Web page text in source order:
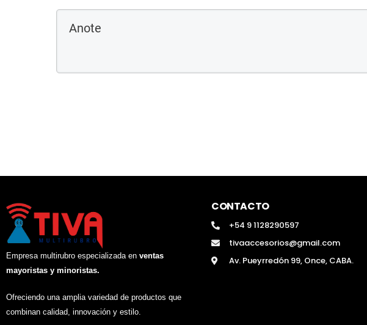
Empresa multirubro especializada en ventas
mayoristas y minoristas.
Ofreciendo una amplia variedad de productos que
combinan calidad, innovación y estilo.
CONTACTO
+54 9 1128290597
tivaaccesorios@gmail.com
Av. Pueyrredón 99, Once, CABA.